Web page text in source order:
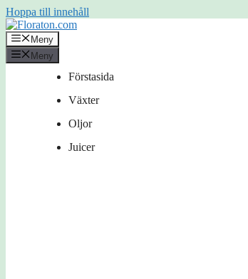
Hoppa till innehåll
Meny
Meny
Förstasida
Växter
Oljor
Juicer